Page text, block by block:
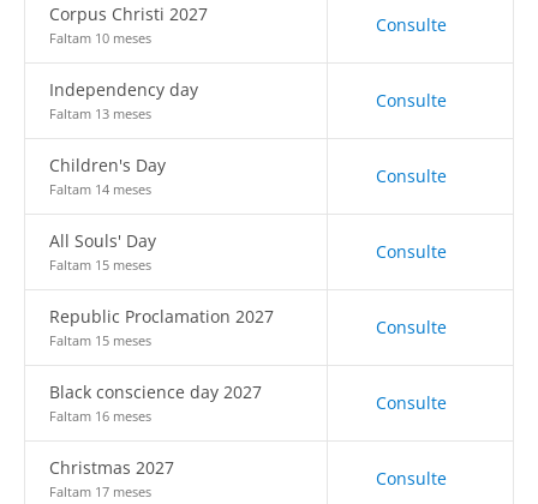
Corpus Christi 2027
Faltam 10 meses
Consulte
Independency day
Faltam 13 meses
Consulte
Children's Day
Faltam 14 meses
Consulte
All Souls' Day
Faltam 15 meses
Consulte
Republic Proclamation 2027
Faltam 15 meses
Consulte
Black conscience day 2027
Faltam 16 meses
Consulte
Christmas 2027
Faltam 17 meses
Consulte